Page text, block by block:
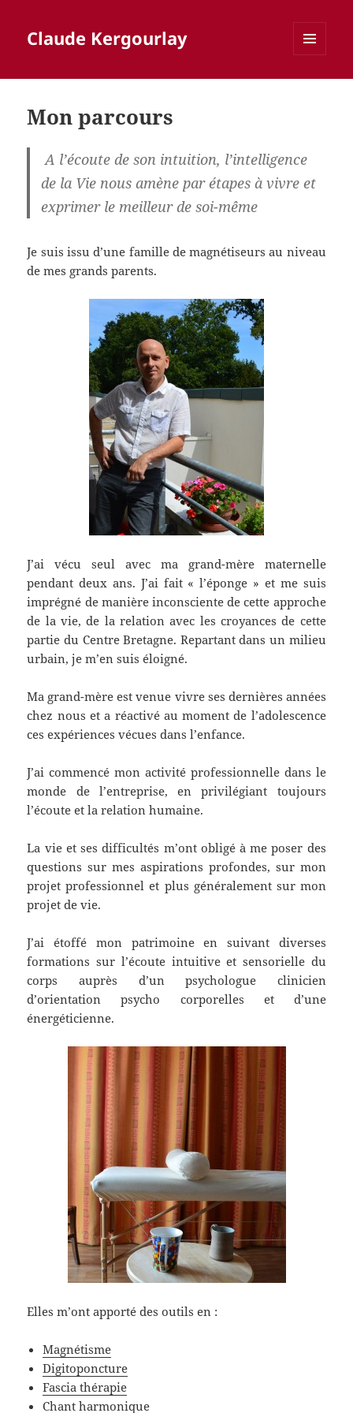
Claude Kergourlay
Mon parcours
A l’écoute de son intuition, l’intelligence
de la Vie nous amène par étapes à vivre et
exprimer le meilleur de soi-même
Je suis issu d’une famille de magnétiseurs au niveau
de mes grands parents.
J’ai vécu seul avec ma grand-mère maternelle
pendant deux ans. J’ai fait « l’éponge » et me suis
imprégné de manière inconsciente de cette approche
de la vie, de la relation avec les croyances de cette
partie du Centre Bretagne. Repartant dans un milieu
urbain, je m’en suis éloigné.
Ma grand-mère est venue vivre ses dernières années
chez nous et a réactivé au moment de l’adolescence
ces expériences vécues dans l’enfance.
J’ai commencé mon activité professionnelle dans le
monde de l’entreprise, en privilégiant toujours
l’écoute et la relation humaine.
La vie et ses difficultés m’ont obligé à me poser des
questions sur mes aspirations profondes, sur mon
projet professionnel et plus généralement sur mon
projet de vie.
J’ai étoffé mon patrimoine en suivant diverses
formations sur l’écoute intuitive et sensorielle du
corps auprès d’un psychologue clinicien
d’orientation psycho corporelles et d’une
énergéticienne.
Elles m’ont apporté des outils en :
Magnétisme
Digitoponcture
Fascia thérapie
Chant harmonique